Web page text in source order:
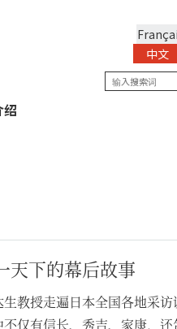
中文
绍
天下的幕后故事
教授走遍日本全国各地采访
仅有信长、秀吉、家康，还